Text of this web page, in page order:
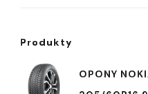
Produkty
OPONY